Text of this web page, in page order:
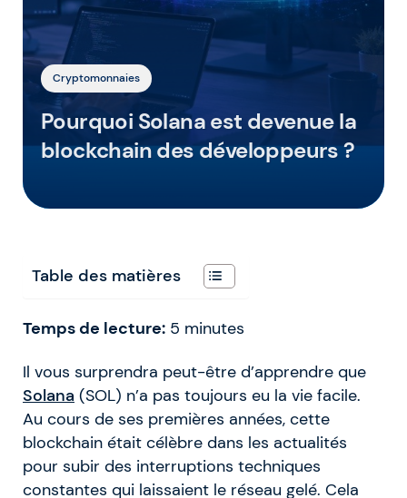
Cryptomonnaies
Pourquoi Solana est devenue la
blockchain des développeurs ?
Table des matières
Temps de lecture: 5 minutes
Il vous surprendra peut-être d’apprendre que
Solana (SOL) n’a pas toujours eu la vie facile.
Au cours de ses premières années, cette
blockchain était célèbre dans les actualités
pour subir des interruptions techniques
constantes qui laissaient le réseau gelé. Cela